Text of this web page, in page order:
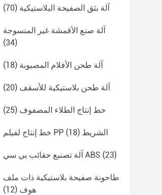
آلة بثق الصفيحة البلاستيكية (70)
آلة صنع الأقمشة غير المنسوجة
(34)
آلة طحن الأفلام المصبوبة (18)
آلة طحن بلاستيكية للأسقف (20)
خط إنتاج الطلاء المصفوف (25)
خط إنتاج لفيلم PP الشريط (18)
آلة تصنيع حقائب بي سي ABS (23)
طاحونة صفيحة بلاستيكية ذات ملف
هوف (12)